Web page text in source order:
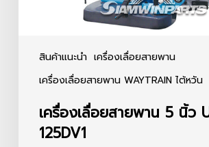
สินค้าแนะนำ เครื่องเลื่อยสายพาน
เครื่องเลื่อยสายพาน WAYTRAIN ไต้หวัน
เครื่องเลื่อยสายพาน 5 นิ้ว
125DV1